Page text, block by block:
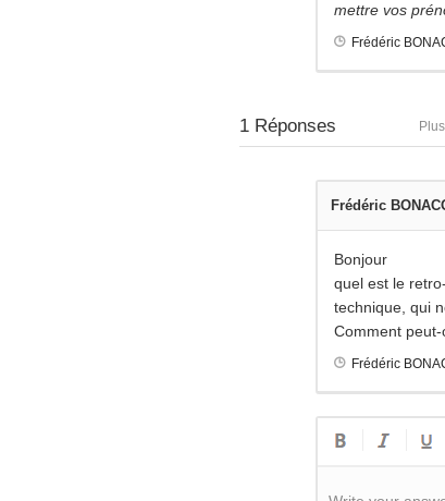
mettre vos
Frédéric
1 Réponses
Frédéric
Bonjour
quel est le
technique, qui
Comment
Frédéric